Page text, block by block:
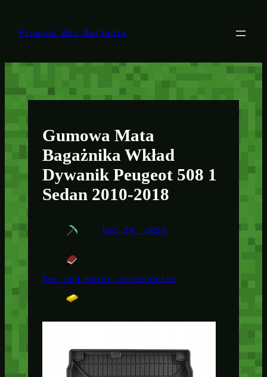
treści
Finanse Bez Owijania
Gumowa Mata
Bagażnika Wkład
Dywanik Peugeot 508 1
Sedan 2010-2018
kwi 24, 2025
Car and motor accessories